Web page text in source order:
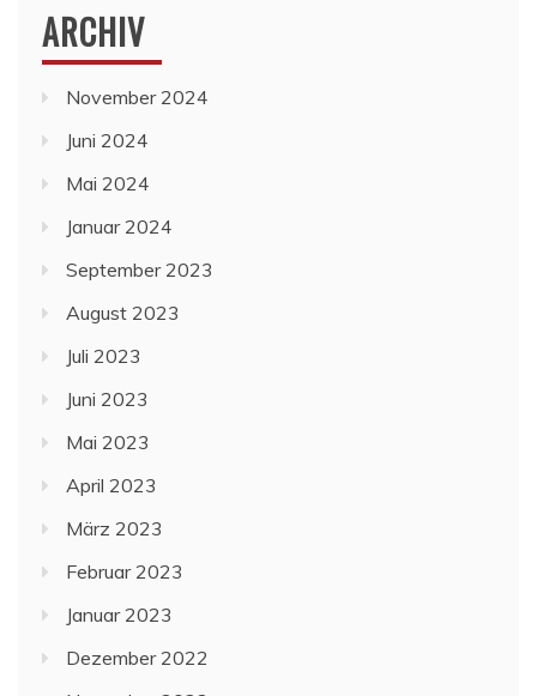
ARCHIV
November 2024
Juni 2024
Mai 2024
Januar 2024
September 2023
August 2023
Juli 2023
Juni 2023
Mai 2023
April 2023
März 2023
Februar 2023
Januar 2023
Dezember 2022